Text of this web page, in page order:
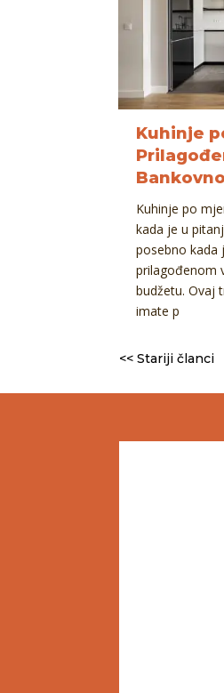
Kuhinje
Kuhinje po
kada je u
posebno kada
prilagođenom
budžetu. Ovaj
imate p
<< Stariji članci